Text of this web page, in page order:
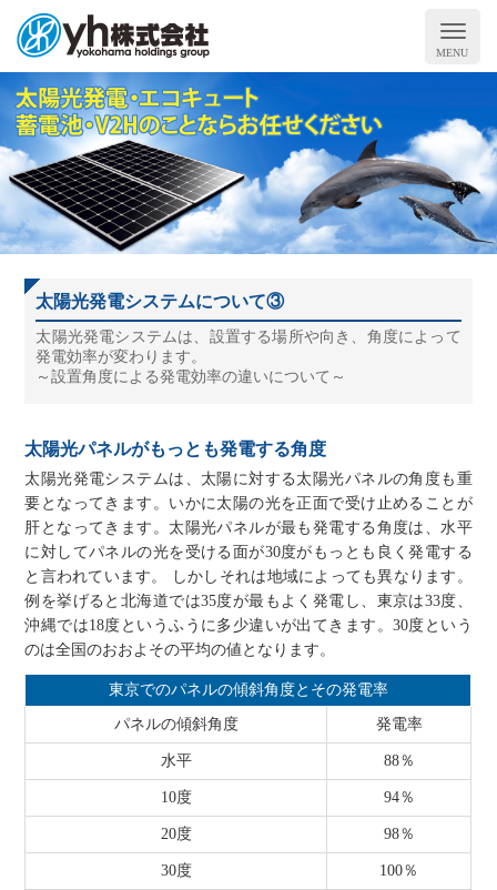
太陽光発電システムについて③
太陽光発電システムは、設置する場所や向き、角度によって
発電効率が変わります。
～設置角度による発電効率の違いについて～
太陽光パネルがもっとも発電する角度
太陽光発電システムは、太陽に対する太陽光パネルの角度も重
要となってきます。いかに太陽の光を正面で受け止めることが
肝となってきます。太陽光パネルが最も発電する角度は、水平
に対してパネルの光を受ける面が30度がもっとも良く発電する
と言われています。 しかしそれは地域によっても異なります。
例を挙げると北海道では35度が最もよく発電し、東京は33度、
沖縄では18度というふうに多少違いが出てきます。30度という
のは全国のおおよその平均の値となります。
東京でのパネルの傾斜角度とその発電率
パネルの傾斜角度 発電率
水平 88％
10度 94％
20度 98％
30度 100％